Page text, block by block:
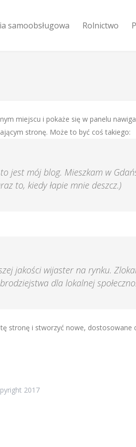
samoobsługowa Rolnictwo
miejscu i pokaże się w panelu
stronę. Może to być coś takiego:
jest mój blog. Mieszkam w
to, kiedy łapie mnie deszcz.)
jakości wijaster na rynku.
dla lokalnej
stronę i stworzyć nowe, dostosowane
2017